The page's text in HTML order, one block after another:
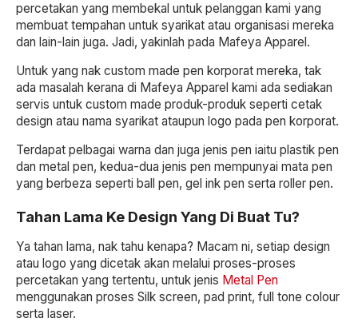
percetakan yang membekal untuk pelanggan kami yang
membuat tempahan untuk syarikat atau organisasi mereka
dan lain-lain juga. Jadi, yakinlah pada Mafeya Apparel.
Untuk yang nak custom made pen korporat mereka, tak
ada masalah kerana di Mafeya Apparel kami ada sediakan
servis untuk custom made produk-produk seperti cetak
design atau nama syarikat ataupun logo pada pen korporat.
Terdapat pelbagai warna dan juga jenis pen iaitu plastik pen
dan metal pen, kedua-dua jenis pen mempunyai mata pen
yang berbeza seperti ball pen, gel ink pen serta roller pen.
Tahan Lama Ke Design Yang Di Buat Tu?
Ya tahan lama, nak tahu kenapa? Macam ni, setiap design
atau logo yang dicetak akan melalui proses-proses
percetakan yang tertentu, untuk jenis Metal Pen
menggunakan proses Silk screen, pad print, full tone colour
serta laser.